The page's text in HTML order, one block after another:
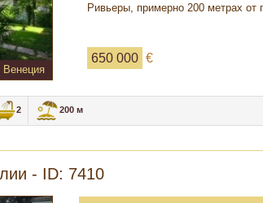
Венеция
Ривьеры, примерно 200 метрах
650 000 €
2 200 м
- ID: 7410